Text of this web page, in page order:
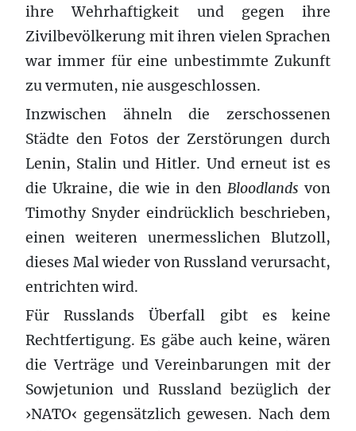
ihre Wehrhaftigkeit und gegen ihre
Zivilbevölkerung mit ihren vielen Sprachen
war immer für eine unbestimmte Zukunft
zu vermuten, nie ausgeschlossen.
Inzwischen ähneln die zerschossenen
Städte den Fotos der Zerstörungen durch
Lenin, Stalin und Hitler. Und erneut ist es
die Ukraine, die wie in den Bloodlands von
Timothy Snyder eindrücklich beschrieben,
einen weiteren unermesslichen Blutzoll,
dieses Mal wieder von Russland verursacht,
entrichten wird.
Für Russlands Überfall gibt es keine
Rechtfertigung. Es gäbe auch keine, wären
die Verträge und Vereinbarungen mit der
Sowjetunion und Russland bezüglich der
›NATO‹ gegensätzlich gewesen. Nach dem